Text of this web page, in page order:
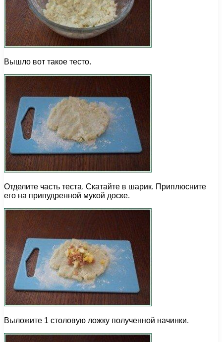
Вышло вот такое тесто.
Отделите часть теста. Скатайте в шарик. Приплюсните
его на припудренной мукой доске.
Выложите 1 столовую ложку полученной начинки.